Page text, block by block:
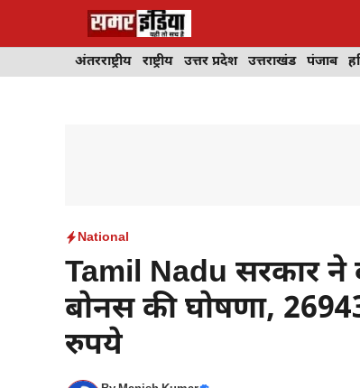
अंतरराष्ट्रीय राष्ट्रीय उत्तर प्रदेश उत्तराखंड पंजाब
National
Tamil Nadu सरकार ने
बोनस की घोषणा,
रुपये